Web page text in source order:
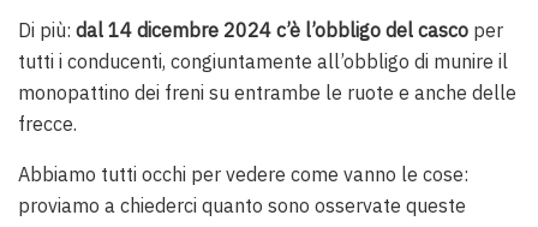
Di più: dal 14 dicembre 2024 c’è l’obbligo del casco per
tutti i conducenti, congiuntamente all’obbligo di munire il
monopattino dei freni su entrambe le ruote e anche delle
frecce.
Abbiamo tutti occhi per vedere come vanno le cose:
proviamo a chiederci quanto sono osservate queste